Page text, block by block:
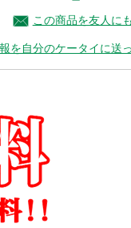
この商品を友人に
を自分のケータイに送